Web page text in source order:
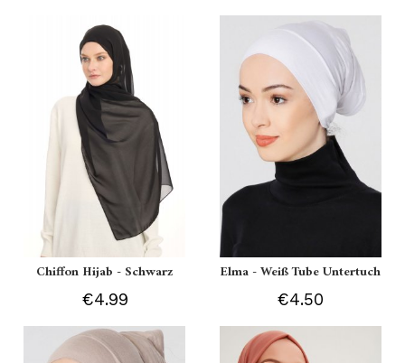
Chiffon Hijab - Schwarz
€4.99
Elma - Weiß Tube Untertuch
€4.50